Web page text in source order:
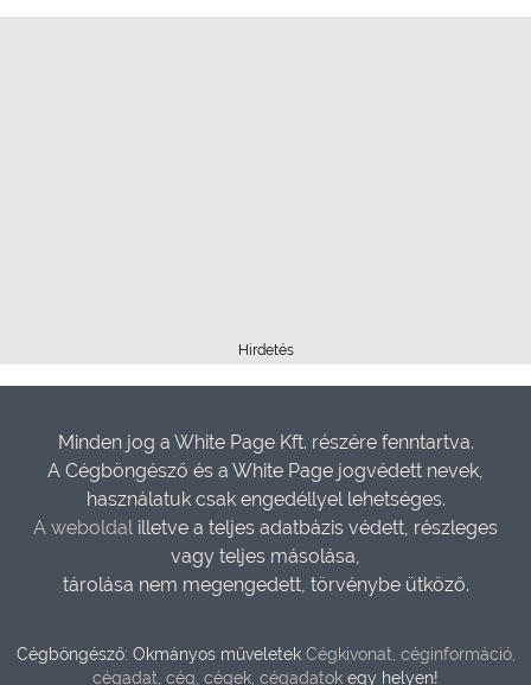
Hirdetés
Minden jog a White Page Kft. részére fenntartva.
A Cégböngésző és a White Page jogvédett nevek,
használatuk csak engedéllyel lehetséges.
A weboldal illetve a teljes adatbázis védett, részleges
vagy teljes másolása,
tárolása nem megengedett, törvénybe ütköző.
Cégböngésző: Okmányos műveletek Cégkivonat, céginformáció,
cégadat, cég, cégek, cégadatok egy helyen!